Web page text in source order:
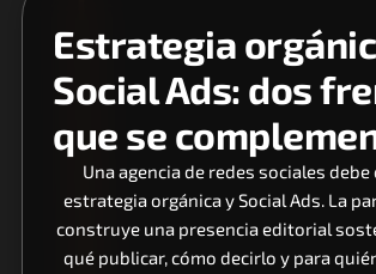
Estrategia
Social Ads: dos
que se
Una agencia de redes sociales
estrategia orgánica y Social Ads. La
construye una presencia editorial
qué publicar, cómo decirlo y para